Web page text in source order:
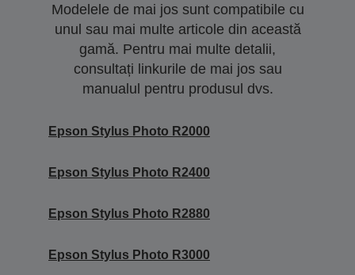
Modelele de mai jos sunt compatibile cu
unul sau mai multe articole din această
gamă. Pentru mai multe detalii,
consultați linkurile de mai jos sau
manualul pentru produsul dvs.
Epson Stylus Photo R2000
Epson Stylus Photo R2400
Epson Stylus Photo R2880
Epson Stylus Photo R3000